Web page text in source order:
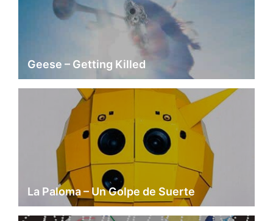
Geese – Getting Killed
La Paloma – Un Golpe de Suerte